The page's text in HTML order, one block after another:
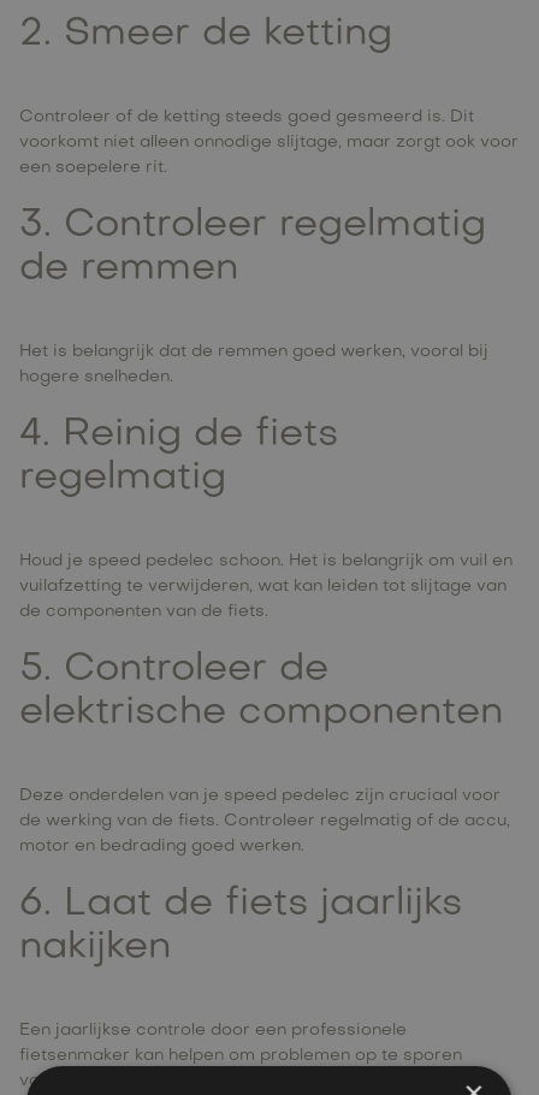
2. Smeer de ketting
Controleer of de ketting steeds goed gesmeerd is. Dit
voorkomt niet alleen onnodige slijtage, maar zorgt ook voor
een soepelere rit.
3. Controleer regelmatig
de remmen
Het is belangrijk dat de remmen goed werken, vooral bij
hogere snelheden.
4. Reinig de fiets
regelmatig
Houd je speed pedelec schoon. Het is belangrijk om vuil en
vuilafzetting te verwijderen, wat kan leiden tot slijtage van
de componenten van de fiets.
5. Controleer de
elektrische componenten
Deze onderdelen van je speed pedelec zijn cruciaal voor
de werking van de fiets. Controleer regelmatig of de accu,
motor en bedrading goed werken.
6. Laat de fiets jaarlijks
nakijken
Een jaarlijkse controle door een professionele
fietsenmaker kan helpen om problemen op te sporen
voordat ze ernstig worden. Dit kan ook de levensduur van